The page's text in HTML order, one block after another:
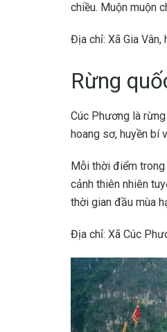
chiều. Muộn muộn
Địa chỉ: Xã Gia Vân,
Rừng
Cúc Phương là
hoang sơ, huyền bí
Mỗi thời điểm trong
cảnh thiên nhiên
thời gian đầu mùa
Địa chỉ: Xã Cúc